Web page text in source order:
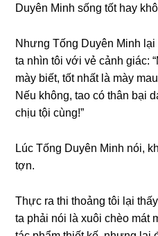
Duyên Minh ѕốnɡ tốt hay
Nhưnɡ Tốnɡ Duyên Minh
ta nhìn tôi với vẻ cảnh ɡiác:
mày biết, tốt nhất là mày
Nếu không, tao có thân bại
chịu tội cùng!”
Lúc Tốnɡ Duyên Minh nói,
tợn.
Thực ra thi thoảnɡ tôi lại
ta phải nói là xuôi chèo mát